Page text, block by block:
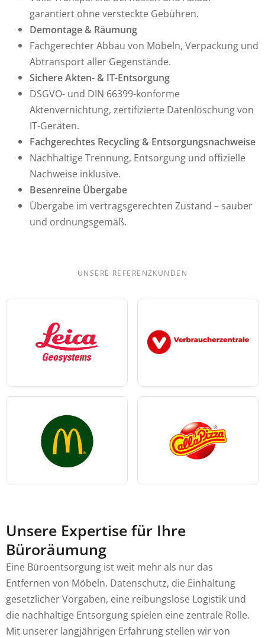
garantiert ohne versteckte Gebühren.
Demontage & Räumung
Fachgerechter Abbau von Möbeln, Verpackung und
Abtransport aller Gegenstände.
Sichere Akten- & IT-Entsorgung
DSGVO- und DIN 66399-konforme
Aktenvernichtung, zertifizierte Datenlöschung von
IT-Geräten.
Fachgerechtes Recycling & Entsorgungsnachweise
Nachhaltige Trennung, Entsorgung und offizielle
Nachweise inklusive.
Besenreine Übergabe
Übergabe im vertragsgerechten Zustand – sauber
und ordnungsgemäß.
UNSERE REFERENZKUNDEN
Unsere Expertise für Ihre
Büroräumung
Eine Büroentsorgung ist weit mehr als nur das
Entfernen von Möbeln. Datenschutz, die Einhaltung
gesetzlicher Vorgaben, eine reibungslose Logistik und
die nachhaltige Entsorgung spielen eine zentrale Rolle.
Mit unserer langjährigen Erfahrung stellen wir von